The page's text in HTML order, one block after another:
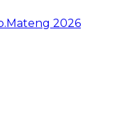
2026